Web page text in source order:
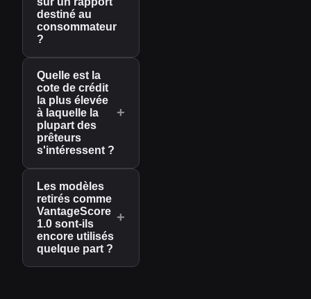
destiné au
consommateur
?
Quelle est la
cote de crédit
la plus élevée
à laquelle la
plupart des
prêteurs
s'intéressent ?
+
Les modèles
retirés comme
VantageScore
1.0 sont-ils
encore utilisés
quelque part ?
+